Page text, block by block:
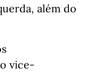
além do
vice-